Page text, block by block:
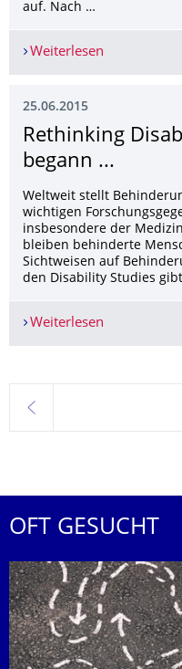
auf. Nach …
Weiterlesen
25.06.2015
Rethinking
begann ...
Weltweit stellt
wichtigen
insbesondere der
bleiben behinderte
Sichtweisen auf
den Disability Studies
Weiterlesen
zurück
OFT GESUCHT